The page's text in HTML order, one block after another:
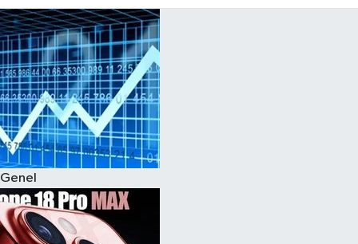
Genel
SAMSUNSPOR
EKONOMİ
YAŞAM